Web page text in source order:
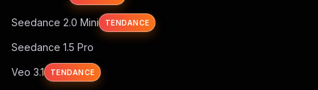
Seedance 2.0 Mini TENDANCE
Seedance 1.5 Pro
Veo 3.1 TENDANCE